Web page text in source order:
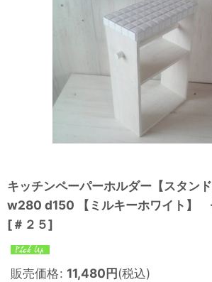
キッチンペーパーホルダー【スタン
w280 d150 【ミルキーホワイト】
[＃２５]
販売価格: 11,480円(税込)